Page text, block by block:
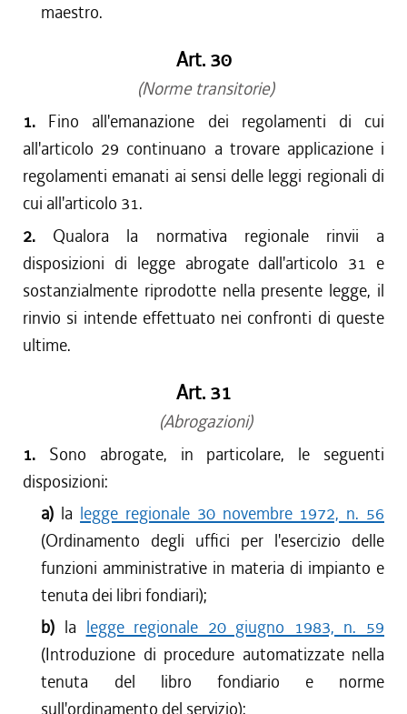
maestro.
Art. 30
(Norme transitorie)
1. Fino all'emanazione dei regolamenti di cui
all'articolo 29 continuano a trovare applicazione i
regolamenti emanati ai sensi delle leggi regionali di
cui all'articolo 31.
2. Qualora la normativa regionale rinvii a
disposizioni di legge abrogate dall'articolo 31 e
sostanzialmente riprodotte nella presente legge, il
rinvio si intende effettuato nei confronti di queste
ultime.
Art. 31
(Abrogazioni)
1. Sono abrogate, in particolare, le seguenti
disposizioni:
a) la legge regionale 30 novembre 1972, n. 56
(Ordinamento degli uffici per l'esercizio delle
funzioni amministrative in materia di impianto e
tenuta dei libri fondiari);
b) la legge regionale 20 giugno 1983, n. 59
(Introduzione di procedure automatizzate nella
tenuta del libro fondiario e norme
sull'ordinamento del servizio);